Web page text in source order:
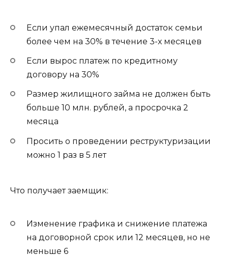
Если упал ежемесячный достаток семьи
более чем на 30% в течение 3-х месяцев
Если вырос платеж по кредитному
договору на 30%
Размер жилищного займа не должен быть
больше 10 млн. рублей, а просрочка 2
месяца
Просить о проведении реструктуризации
можно 1 раз в 5 лет
Что получает заемщик:
Изменение графика и снижение платежа
на договорной срок или 12 месяцев, но не
меньше 6